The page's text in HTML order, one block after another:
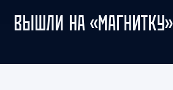
ВЫШЛИ НА «МАГНИТКУ»